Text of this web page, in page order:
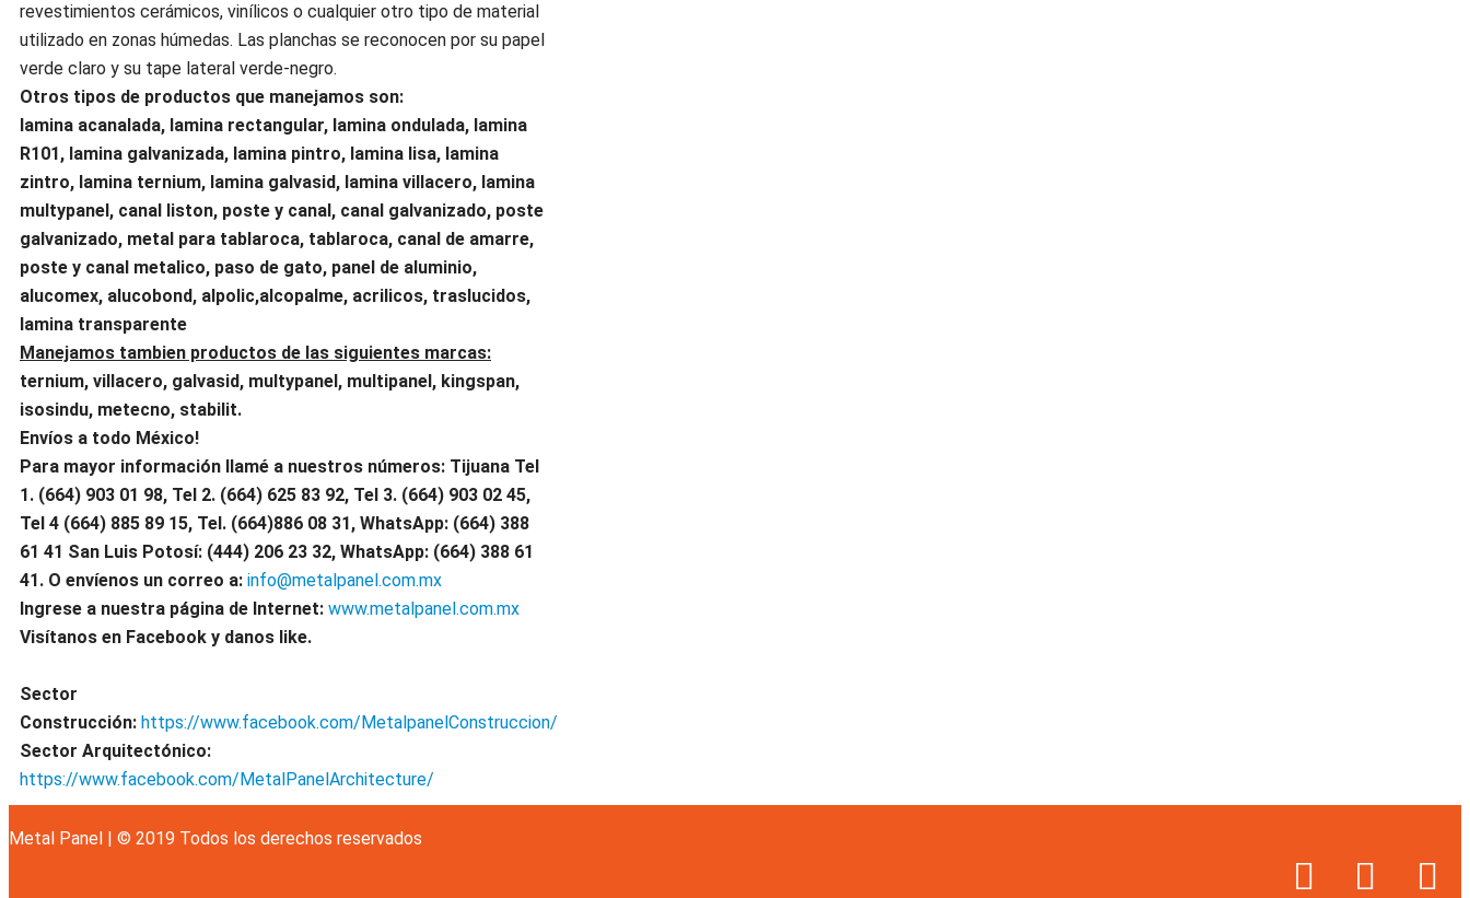
revestimientos cerámicos, vinílicos o cualquier otro tipo de material
utilizado en zonas húmedas. Las planchas se reconocen por su papel
verde claro y su tape lateral verde-negro.
Otros tipos de productos que manejamos son:
lamina acanalada, lamina rectangular, lamina ondulada, lamina
R101, lamina galvanizada, lamina pintro, lamina lisa, lamina
zintro, lamina ternium, lamina galvasid, lamina villacero, lamina
multypanel, canal liston, poste y canal, canal galvanizado, poste
galvanizado, metal para tablaroca, tablaroca, canal de amarre,
poste y canal metalico, paso de gato, panel de aluminio,
alucomex, alucobond, alpolic,alcopalme, acrilicos, traslucidos,
lamina transparente
Manejamos tambien productos de las siguientes marcas:
ternium, villacero, galvasid, multypanel, multipanel, kingspan,
isosindu, metecno, stabilit.
Envíos a todo México!
Para mayor información llamé a nuestros números: Tijuana Tel
1. (664) 903 01 98, Tel 2. (664) 625 83 92, Tel 3. (664) 903 02 45,
Tel 4 (664) 885 89 15, Tel. (664)886 08 31, WhatsApp: (664) 388
61 41 San Luis Potosí: (444) 206 23 32, WhatsApp: (664) 388 61
41. O envíenos un correo a: info@metalpanel.com.mx
Ingrese a nuestra página de Internet: www.metalpanel.com.mx
Visítanos en Facebook y danos like.
Sector
Construcción: https://www.facebook.com/MetalpanelConstruccion/
Sector Arquitectónico:
https://www.facebook.com/MetalPanelArchitecture/
Metal Panel | © 2019 Todos los derechos reservados